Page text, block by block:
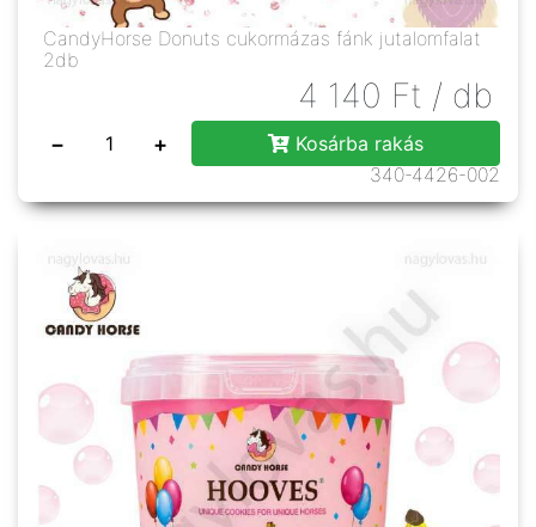
CandyHorse Donuts cukormázas fánk jutalomfalat
2db
4 140 Ft / db
− +
Kosárba rakás
340-4426-002